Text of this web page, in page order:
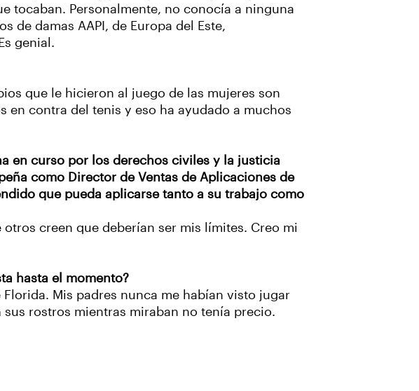
tocaban. Personalmente, no conocía a ninguna
de damas AAPI, de Europa del Este,
genial.
que le hicieron al juego de las mujeres son
en contra del tenis y eso ha ayudado a muchos
en curso por los derechos civiles y la justicia
como Director de Ventas de Aplicaciones de
que pueda aplicarse tanto a su trabajo como
creen que deberían ser mis límites. Creo mi
hasta el momento?
Mis padres nunca me habían visto jugar
rostros mientras miraban no tenía precio.